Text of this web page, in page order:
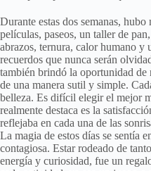
Durante estas dos semanas,
películas, paseos, un taller de
abrazos, ternura, calor humano y
recuerdos que nunca serán
también brindó la oportunidad
de una manera sutil y simple.
belleza. Es difícil elegir el mejor
realmente destaca es la
reflejaba en cada una de las
La magia de estos días se sentía
contagiosa. Estar rodeado de
energía y curiosidad, fue un